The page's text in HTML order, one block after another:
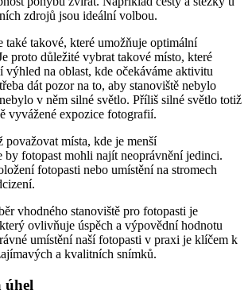
zdrojů jsou ideální volbou.
také takové, které umožňuje optimální
proto důležité vybrat takové místo, které
výhled na oblast, kde očekáváme aktivitu
dát pozor na to, aby stanoviště nebylo
v něm silné světlo. Příliš silné světlo totiž
vyvážené expozice fotografií.
považovat místa, kde je menší
by fotopast mohli najít neoprávnění jedinci.
fotopasti nebo umístění na stromech
vhodného stanoviště pro fotopasti je
ovlivňuje úspěch a výpovědní hodnotu
umístění naší fotopasti v praxi je klíčem k
a kvalitních snímků.
úhel